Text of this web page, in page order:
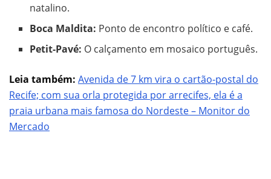
natalino.
Boca Maldita: Ponto de encontro político e café.
Petit-Pavé: O calçamento em mosaico português.
Leia também: Avenida de 7 km vira o cartão-postal do
Recife; com sua orla protegida por arrecifes, ela é a
praia urbana mais famosa do Nordeste – Monitor do
Mercado